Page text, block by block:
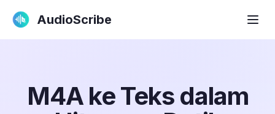
AudioScribe
M4A ke Teks dalam